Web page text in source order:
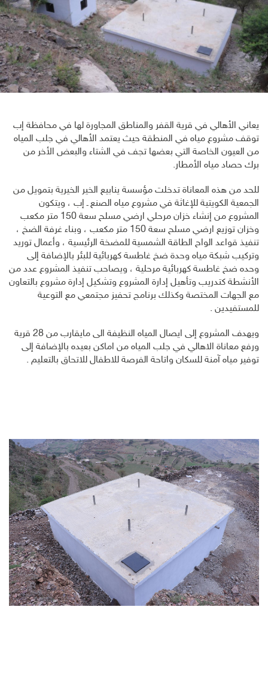
يعاني الأهالي في قرية القفر والمناطق المجاورة لها في محافظة إب
توقف مشروع مياه في المنطقة حيث يعتمد الأهالي في جلب المياه
من العيون الخاصة التي بعضها تجف في الشتاء والبعض الأخر من
برك حصاد مياه الأمطار.
للحد من هذه المعاناة تدخلت مؤسسة ينابيع الخير الخيرية بتمويل من
الجمعية الكويتية للإغاثة في مشروع مياه الصنع ـ إب ، ويتكون
المشروع من إنشاء خزان مرحلي ارضي مسلح سعة 150 متر مكعب
وخزان توزيع ارضي مسلح سعة 150 متر مكعب ، وبناء غرفة الضخ ،
تنفيذ قواعد الواح الطاقة الشمسية للمضخة الرئيسية ، وأعمال توريد
وتركيب شبكة مياه وحدة ضخ غاطسة كهربائية للبئر بالإضافة إلى
وحده ضخ غاطسة كهربائية مرحلية ، ويصاحب تنفيذ المشروع عدد من
الأنشطة كتدريب وتأهيل إدارة المشروع وتشكيل إدارة مشروع بالتعاون
مع الجهات المختصة وكذلك برنامج تحفيز مجتمعي مع التوعية
للمستفيدين .
ويهدف المشروع إلى ايصال المياه النظيفة الى مايقارب من 28 قرية
ورفع معاناة الاهالي في جلب المياه من اماكن بعيده بالإضافة إلى
توفير مياه آمنة للسكان واتاحة الفرصة للاطفال للاتحاق بالتعليم .